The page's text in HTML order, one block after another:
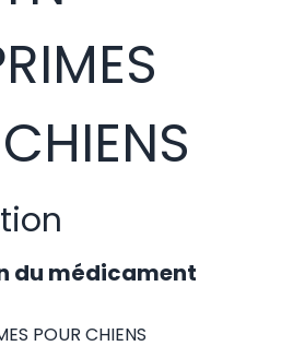
du médicament
POUR CHIENS